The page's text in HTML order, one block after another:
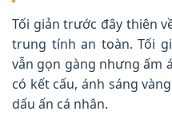
Tối giản trước đây thiên
trung tính an toàn. Tối
vẫn gọn gàng nhưng ấm
có kết cấu, ánh sáng
dấu ấn cá nhân.